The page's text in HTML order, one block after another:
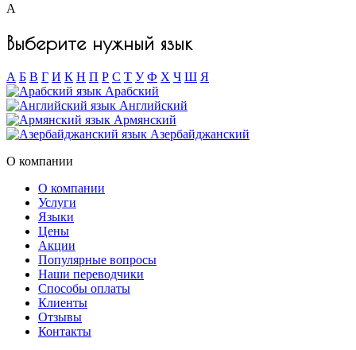
А
Выберите нужный язык
А Б В Г И К Н П Р С Т У Ф Х Ч Ш Я
Арабский
Английский
Армянский
Азербайджанский
О компании
О компании
Услуги
Языки
Цены
Акции
Популярные вопросы
Наши переводчики
Способы оплаты
Клиенты
Отзывы
Контакты